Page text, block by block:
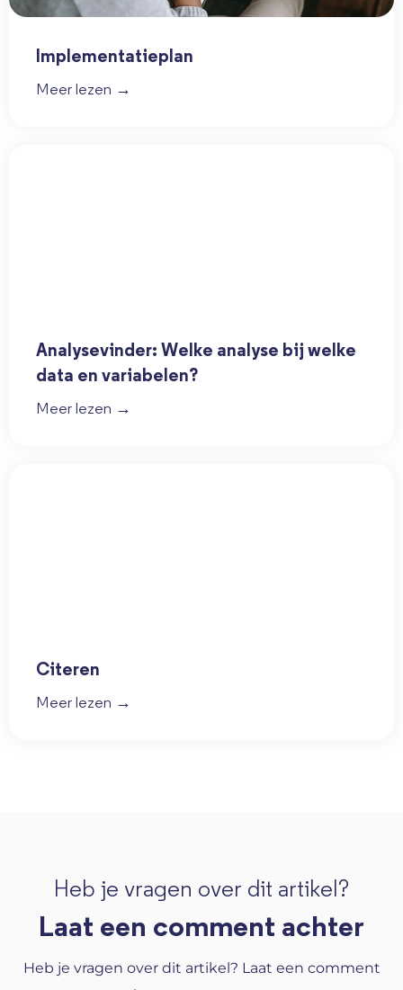
Implementatieplan
Meer lezen →
Analysevinder: Welke analyse bij welke
data en variabelen?
Meer lezen →
Citeren
Meer lezen →
Heb je vragen over dit artikel?
Laat een comment achter
Heb je vragen over dit artikel? Laat een comment